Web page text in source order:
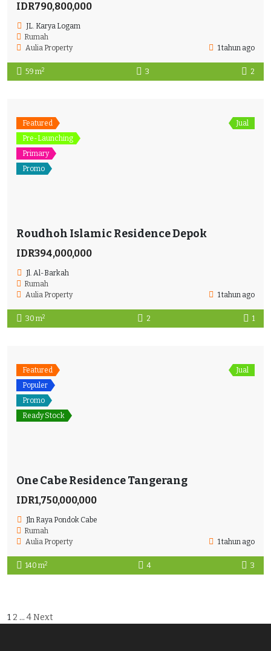
IDR790,800,000
JL. Karya Logam
Rumah
Aulia Property
1 tahun ago
59 m2 3 2
Featured
Pre-Launching
Primary
Promo
Jual
Roudhoh Islamic Residence Depok
IDR394,000,000
Jl. Al-Barkah
Rumah
Aulia Property
1 tahun ago
30 m2 2 1
Featured
Populer
Promo
Ready Stock
Jual
One Cabe Residence Tangerang
IDR1,750,000,000
Jln Raya Pondok Cabe
Rumah
Aulia Property
1 tahun ago
140 m2 4 3
1 2 … 4Next